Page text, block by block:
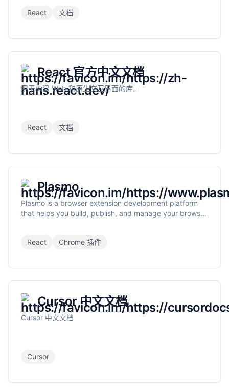
React 文档
React 官方中文文档
用于构建 Web 和原生交互界面的库。
React 文档
Plasmo
Plasmo is a browser extension development platform
that helps you build, publish, and manage your browser
React Chrome 插件
Cursor 中文文档
Cursor 中文文档
Cursor